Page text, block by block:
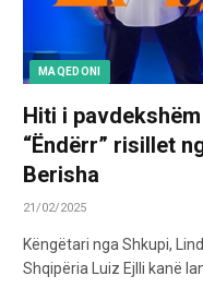
MAQEDONI
Hiti i
“Ëndërr” risillet
Berisha
21/02/2025
Këngëtari nga Shkupi,
Shqipëria Luiz Ejlli kanë